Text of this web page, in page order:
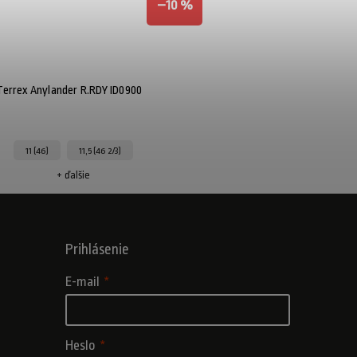
–10 %
Anylander R.RDY ID0900
11 (46) 11,5 (46 2/3)
+ ďalšie
Prihlásenie
E-mail
Heslo